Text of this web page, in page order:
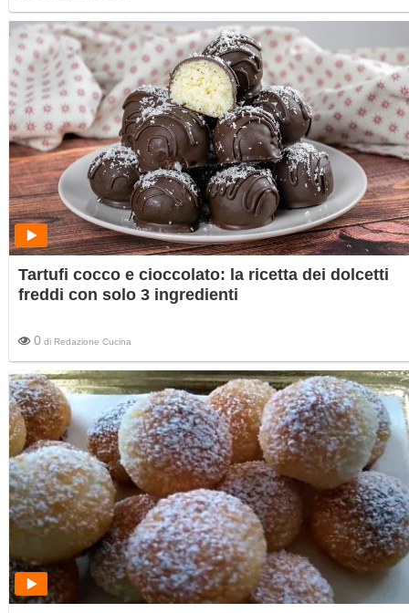
Tartufi cocco e cioccolato: la ricetta dei dolcetti
freddi con solo 3 ingredienti
0 di Redazione Cucina